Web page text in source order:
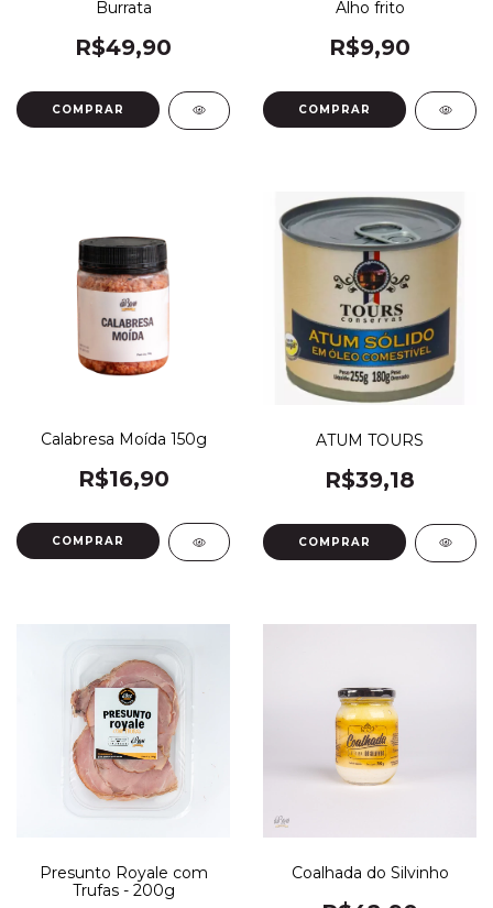
Burrata
R$49,90
Alho frito
R$9,90
Calabresa Moída 150g
R$16,90
ATUM TOURS
R$39,18
Presunto Royale com
Trufas - 200g
Coalhada do Silvinho